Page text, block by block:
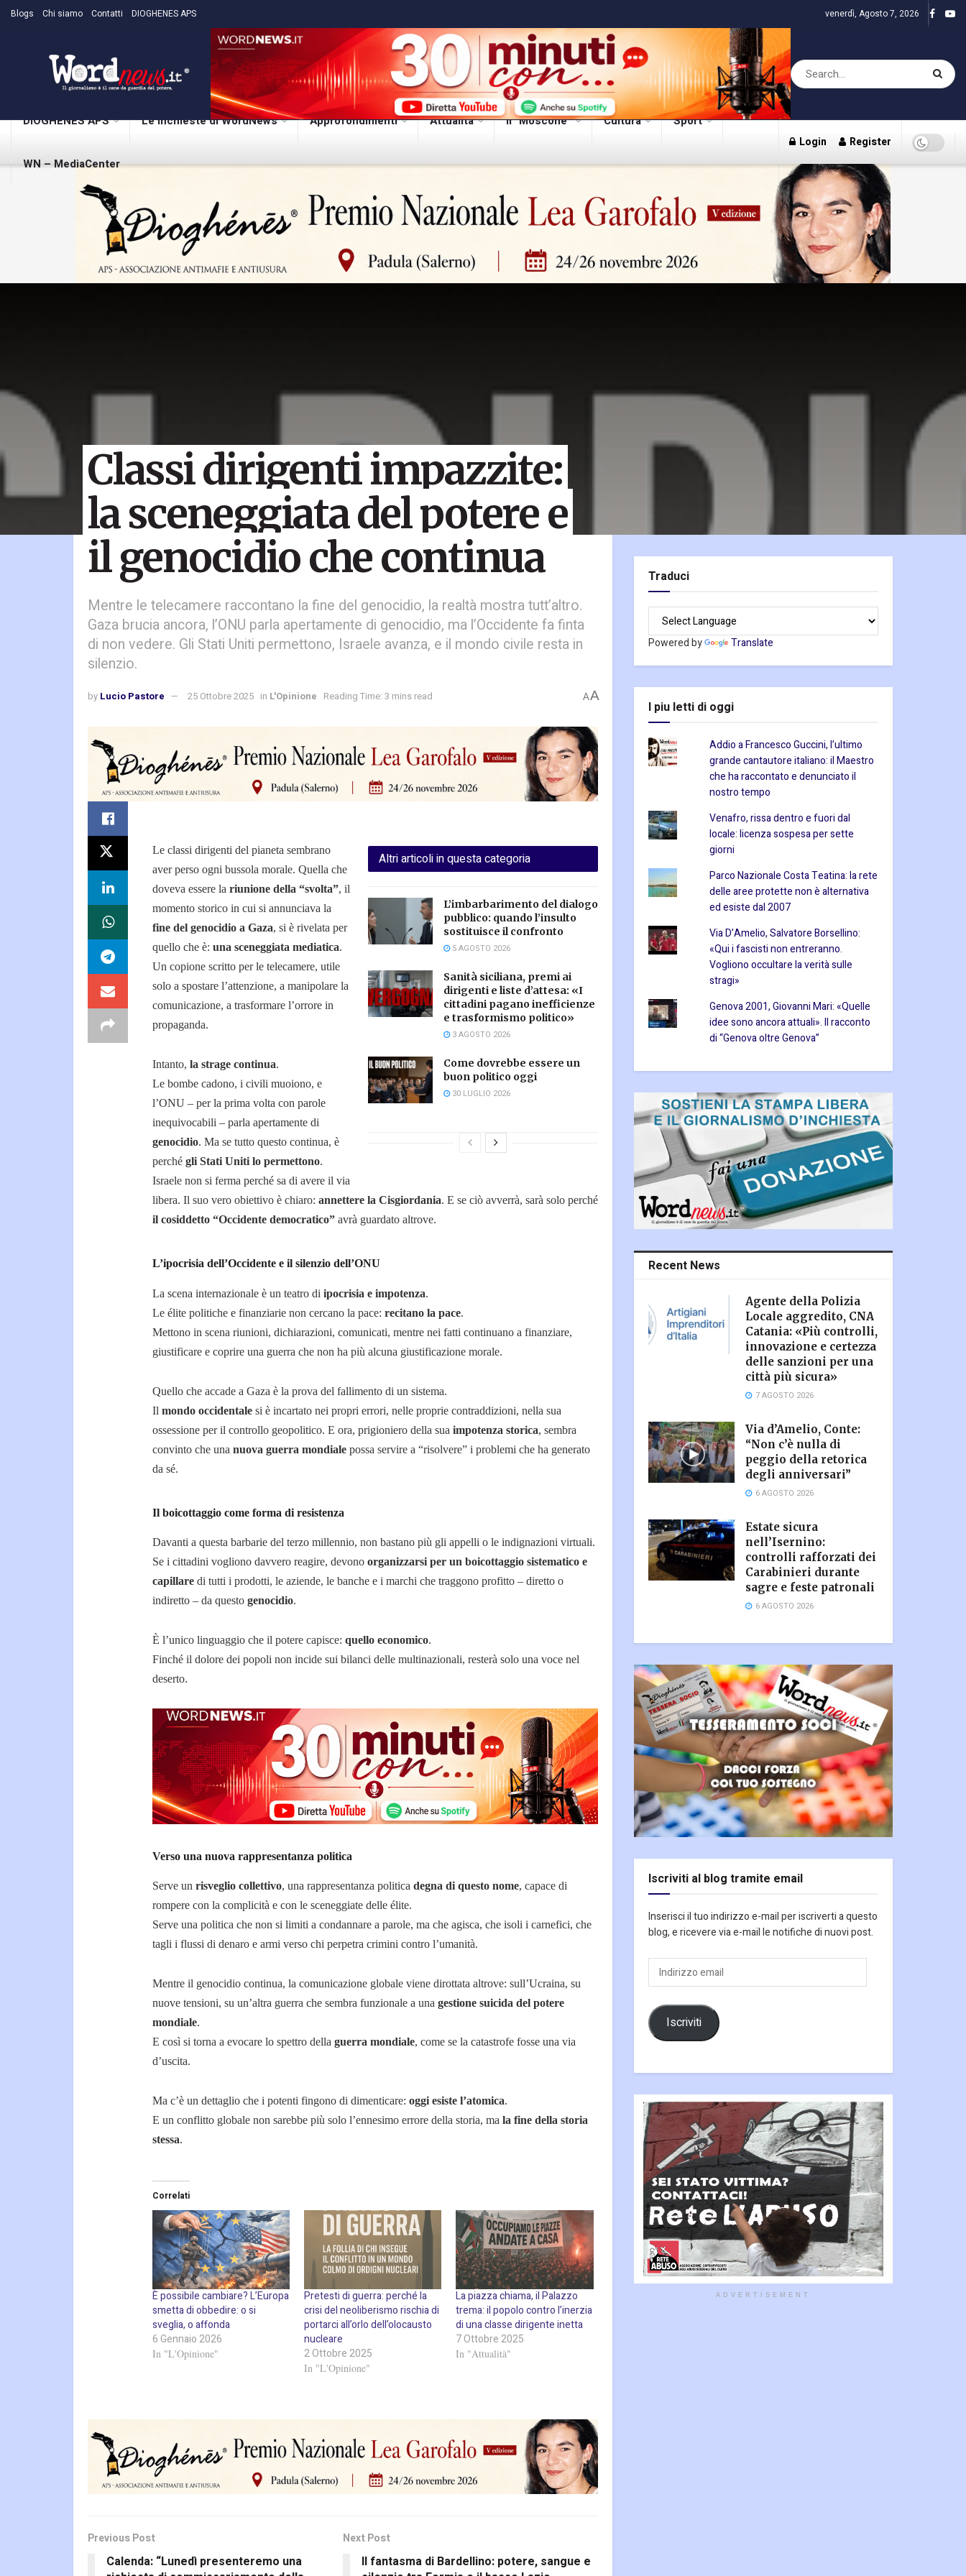
Blogs Chi siamo Contatti DIOGHENES APS venerdì, Agosto 7, 2026
DIOGHENES APS Le inchieste di WordNews Approfondimenti Attualità Il “Moscone” Cultura Sport
WN – MediaCenter
Login Register
Classi dirigenti impazzite:
la sceneggiata del potere e
il genocidio che continua
Mentre le telecamere raccontano la fine del genocidio, la realtà mostra tutt’altro.
Gaza brucia ancora, l’ONU parla apertamente di genocidio, ma l’Occidente fa finta
di non vedere. Gli Stati Uniti permettono, Israele avanza, e il mondo civile resta in
silenzio.
by Lucio Pastore 25 Ottobre 2025 in L'Opinione Reading Time: 3 mins read AA
Altri articoli in questa categoria
L’imbarbarimento del dialogo
pubblico: quando l’insulto
sostituisce il confronto
5 AGOSTO 2026
Sanità siciliana, premi ai
dirigenti e liste d’attesa: «I
cittadini pagano inefficienze
e trasformismo politico»
3 AGOSTO 2026
Come dovrebbe essere un
buon politico oggi
30 LUGLIO 2026
Le classi dirigenti del pianeta sembrano
aver perso ogni bussola morale. Quella che
doveva essere la riunione della “svolta”, il
momento storico in cui si annunciava la
fine del genocidio a Gaza, si è rivelata per
quello che è: una sceneggiata mediatica.
Un copione scritto per le telecamere, utile
solo a spostare l’attenzione, a manipolare la
comunicazione, a trasformare l’orrore in
propaganda.
Intanto, la strage continua.
Le bombe cadono, i civili muoiono, e
l’ONU – per la prima volta con parole
inequivocabili – parla apertamente di
genocidio. Ma se tutto questo continua, è
perché gli Stati Uniti lo permettono.
Israele non si ferma perché sa di avere il via
libera. Il suo vero obiettivo è chiaro: annettere la Cisgiordania. E se ciò avverrà, sarà solo perché
il cosiddetto “Occidente democratico” avrà guardato altrove.
L’ipocrisia dell’Occidente e il silenzio dell’ONU
La scena internazionale è un teatro di ipocrisia e impotenza.
Le élite politiche e finanziarie non cercano la pace: recitano la pace.
Mettono in scena riunioni, dichiarazioni, comunicati, mentre nei fatti continuano a finanziare,
giustificare e coprire una guerra che non ha più alcuna giustificazione morale.
Quello che accade a Gaza è la prova del fallimento di un sistema.
Il mondo occidentale si è incartato nei propri errori, nelle proprie contraddizioni, nella sua
ossessione per il controllo geopolitico. E ora, prigioniero della sua impotenza storica, sembra
convinto che una nuova guerra mondiale possa servire a “risolvere” i problemi che ha generato
da sé.
Il boicottaggio come forma di resistenza
Davanti a questa barbarie del terzo millennio, non bastano più gli appelli o le indignazioni virtuali.
Se i cittadini vogliono davvero reagire, devono organizzarsi per un boicottaggio sistematico e
capillare di tutti i prodotti, le aziende, le banche e i marchi che traggono profitto – diretto o
indiretto – da questo genocidio.
È l’unico linguaggio che il potere capisce: quello economico.
Finché il dolore dei popoli non incide sui bilanci delle multinazionali, resterà solo una voce nel
deserto.
Verso una nuova rappresentanza politica
Serve un risveglio collettivo, una rappresentanza politica degna di questo nome, capace di
rompere con la complicità e con le sceneggiate delle élite.
Serve una politica che non si limiti a condannare a parole, ma che agisca, che isoli i carnefici, che
tagli i flussi di denaro e armi verso chi perpetra crimini contro l’umanità.
Mentre il genocidio continua, la comunicazione globale viene dirottata altrove: sull’Ucraina, su
nuove tensioni, su un’altra guerra che sembra funzionale a una gestione suicida del potere
mondiale.
E così si torna a evocare lo spettro della guerra mondiale, come se la catastrofe fosse una via
d’uscita.
Ma c’è un dettaglio che i potenti fingono di dimenticare: oggi esiste l’atomica.
E un conflitto globale non sarebbe più solo l’ennesimo errore della storia, ma la fine della storia
stessa.
Correlati
È possibile cambiare? L’Europa
smetta di obbedire: o si
sveglia, o affonda
6 Gennaio 2026
In "L'Opinione"
Pretesti di guerra: perché la
crisi del neoliberismo rischia di
portarci all’orlo dell’olocausto
nucleare
2 Ottobre 2025
In "L'Opinione"
La piazza chiama, il Palazzo
trema: il popolo contro l’inerzia
di una classe dirigente inetta
7 Ottobre 2025
In "Attualità"
Previous Post
Calenda: “Lunedì presenteremo una
Next Post
Il fantasma di Bardellino: potere, sangue e
Traduci
Powered by Translate
I piu letti di oggi
Addio a Francesco Guccini, l’ultimo
grande cantautore italiano: il Maestro
che ha raccontato e denunciato il
nostro tempo
Venafro, rissa dentro e fuori dal
locale: licenza sospesa per sette
giorni
Parco Nazionale Costa Teatina: la rete
delle aree protette non è alternativa
ed esiste dal 2007
Via D’Amelio, Salvatore Borsellino:
«Qui i fascisti non entreranno.
Vogliono occultare la verità sulle
stragi»
Genova 2001, Giovanni Mari: «Quelle
idee sono ancora attuali». Il racconto
di “Genova oltre Genova”
Recent News
Agente della Polizia
Locale aggredito, CNA
Catania: «Più controlli,
innovazione e certezza
delle sanzioni per una
città più sicura»
7 AGOSTO 2026
Via d’Amelio, Conte:
“Non c’è nulla di
peggio della retorica
degli anniversari”
6 AGOSTO 2026
Estate sicura
nell’Isernino:
controlli rafforzati dei
Carabinieri durante
sagre e feste patronali
6 AGOSTO 2026
Iscriviti al blog tramite email
Inserisci il tuo indirizzo e-mail per iscriverti a questo
blog, e ricevere via e-mail le notifiche di nuovi post.
Indirizzo
email
Iscriviti
ADVERTISEMENT